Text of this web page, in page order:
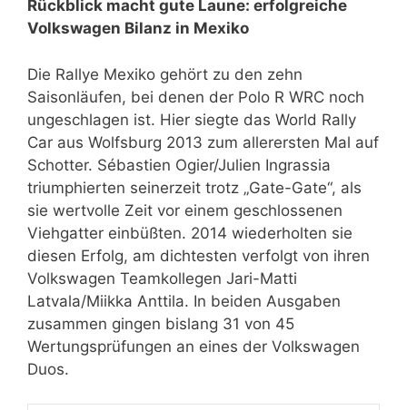
Rückblick macht gute Laune: erfolgreiche
Volkswagen Bilanz in Mexiko
Die Rallye Mexiko gehört zu den zehn
Saisonläufen, bei denen der Polo R WRC noch
ungeschlagen ist. Hier siegte das World Rally
Car aus Wolfsburg 2013 zum allerersten Mal auf
Schotter. Sébastien Ogier/Julien Ingrassia
triumphierten seinerzeit trotz „Gate-Gate“, als
sie wertvolle Zeit vor einem geschlossenen
Viehgatter einbüßten. 2014 wiederholten sie
diesen Erfolg, am dichtesten verfolgt von ihren
Volkswagen Teamkollegen Jari-Matti
Latvala/Miikka Anttila. In beiden Ausgaben
zusammen gingen bislang 31 von 45
Wertungsprüfungen an eines der Volkswagen
Duos.